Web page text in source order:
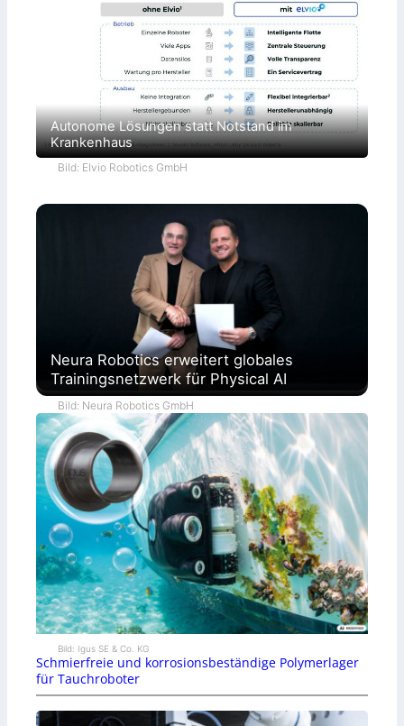
Autonome Lösungen statt Notstand im
Krankenhaus
Bild: Elvio Robotics GmbH
Neura Robotics erweitert globales
Trainingsnetzwerk für Physical AI
Bild: Neura Robotics GmbH
Bild: Igus SE & Co. KG
Schmierfreie und korrosionsbeständige Polymerlager
für Tauchroboter